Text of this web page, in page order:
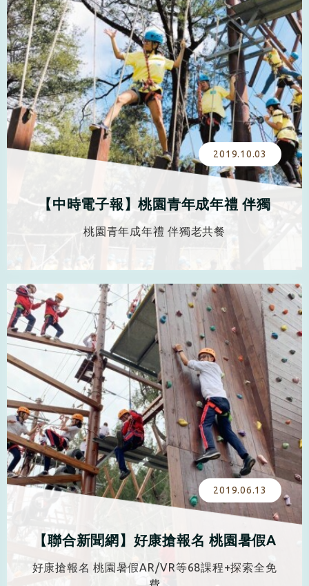
2019.10.03
【中時電子報】桃園青年成年禮 伴獨
桃園青年成年禮 伴獨老共餐
2019.06.13
【聯合新聞網】好康搶報名 桃園暑假A
好康搶報名 桃園暑假AR/VR等68課程+探索全免